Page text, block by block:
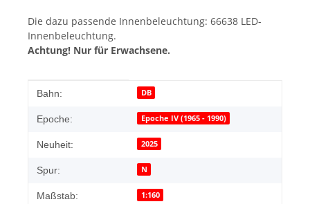
Die dazu passende Innenbeleuchtung: 66638 LED-
Innenbeleuchtung.
Achtung! Nur für Erwachsene.
Produkteigenschaft
Wert
Bahn: DB
Epoche: Epoche IV (1965 - 1990)
Neuheit: 2025
Spur: N
Maßstab: 1:160